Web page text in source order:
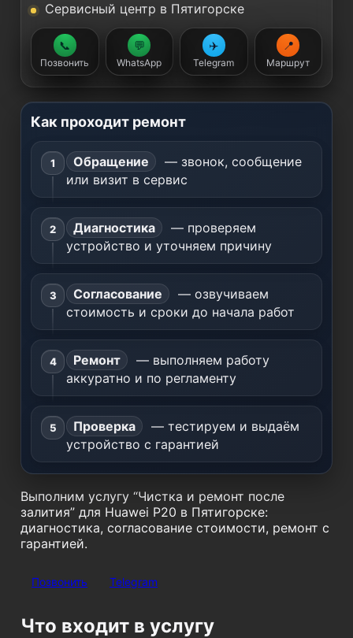
Сервисный центр в Пятигорске
📞
Позвонить
💬
WhatsApp
✈️
Telegram
📍
Маршрут
Как проходит ремонт
Обращение
— звонок, сообщение
или визит в сервис
Диагностика
— проверяем
устройство и уточняем причину
Согласование
— озвучиваем
стоимость и сроки до начала работ
Ремонт
— выполняем работу
аккуратно и по регламенту
Проверка
— тестируем и выдаём
устройство с гарантией
Выполним услугу “Чистка и ремонт после
залития” для Huawei P20 в Пятигорске:
диагностика, согласование стоимости, ремонт с
гарантией.
Позвонить Telegram
Что входит в услугу